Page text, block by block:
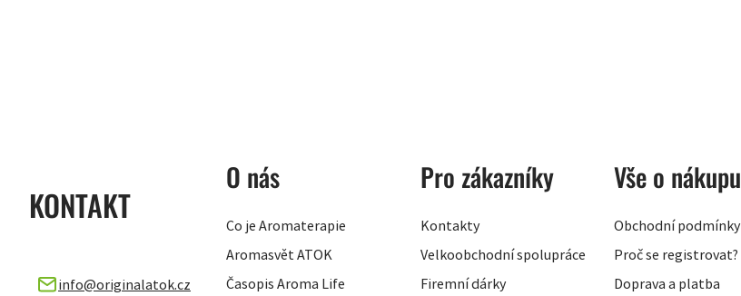
KONTAKT
info@originalatok.cz
O nás
Co je Aromaterapie
Aromasvět ATOK
Časopis Aroma Life
Pro zákazníky
Kontakty
Velkoobchodní spolupráce
Firemní dárky
Vše o nákupu
Obchodní podmínky
Proč se registrovat?
Doprava a platba